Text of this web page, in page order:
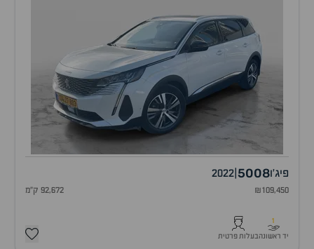
פיג'ו5008
2022
₪109,450 92,672 ק"מ
1
יד ראשונהבעלות פרטית